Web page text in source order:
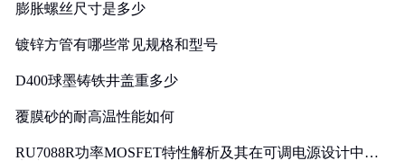
膨胀螺丝尺寸是多少
镀锌方管有哪些常见规格和型号
D400球墨铸铁井盖重多少
覆膜砂的耐高温性能如何
RU7088R功率MOSFET特性解析及其在可调电源设计中的